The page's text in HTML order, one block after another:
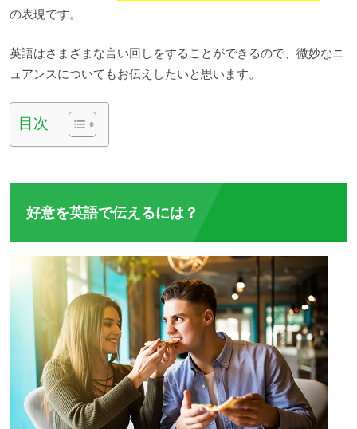
の表現です。
英語はさまざまな言い回しをすることができるので、微妙なニ
ュアンスについてもお伝えしたいと思います。
目次
好意を英語で伝えるには？